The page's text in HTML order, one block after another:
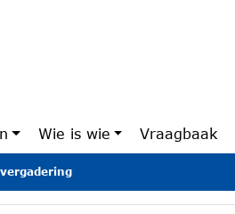
Wie is wie Vraagbaak